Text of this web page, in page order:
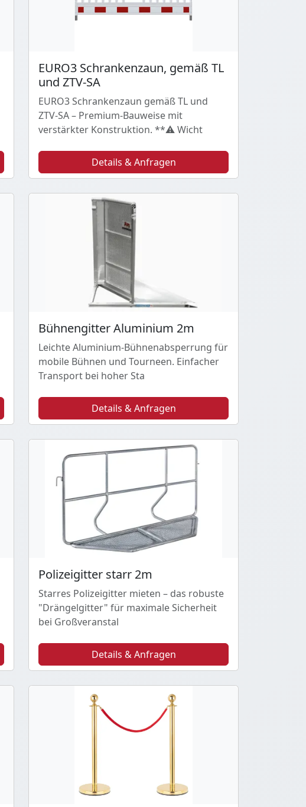
EURO3 Schrankenzaun, gemäß TL
und ZTV-SA
EURO3 Schrankenzaun gemäß TL und
ZTV-SA – Premium-Bauweise mit
verstärkter Konstruktion. **⚠️ Wicht
Details & Anfragen
Bühnengitter Aluminium 2m
Leichte Aluminium-Bühnenabsperrung für
mobile Bühnen und Tourneen. Einfacher
Transport bei hoher Sta
Details & Anfragen
Polizeigitter starr 2m
Starres Polizeigitter mieten – das robuste
"Drängelgitter" für maximale Sicherheit
bei Großveranstal
Details & Anfragen